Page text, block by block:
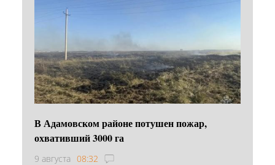
В Адамовском районе потушен пожар,
охвативший 3000 га
9 августа 08:32